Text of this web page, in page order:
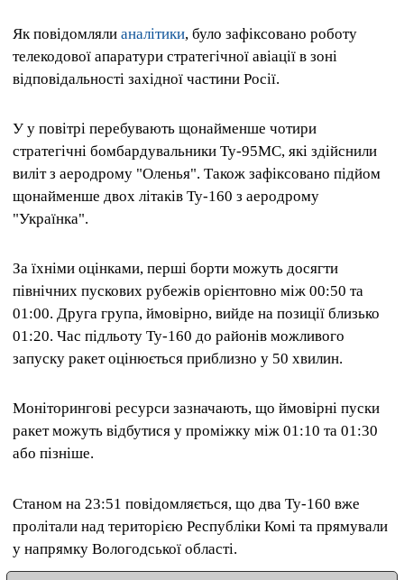
Як повідомляли аналітики, було зафіксовано роботу
телекодової апаратури стратегічної авіації в зоні
відповідальності західної частини Росії.
У у повітрі перебувають щонайменше чотири
стратегічні бомбардувальники Ту-95МС, які здійснили
виліт з аеродрому "Оленья". Також зафіксовано підйом
щонайменше двох літаків Ту-160 з аеродрому
"Українка".
За їхніми оцінками, перші борти можуть досягти
північних пускових рубежів орієнтовно між 00:50 та
01:00. Друга група, ймовірно, вийде на позиції близько
01:20. Час підльоту Ту-160 до районів можливого
запуску ракет оцінюється приблизно у 50 хвилин.
Моніторингові ресурси зазначають, що ймовірні пуски
ракет можуть відбутися у проміжку між 01:10 та 01:30
або пізніше.
Станом на 23:51 повідомляється, що два Ту-160 вже
пролітали над територією Республіки Комі та прямували
у напрямку Вологодської області.